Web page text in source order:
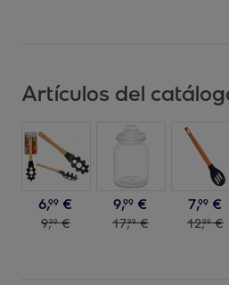
Artículos del
6,99 €
9,99 €
9,99 €
17,99 €
7,99 €
12,99 €